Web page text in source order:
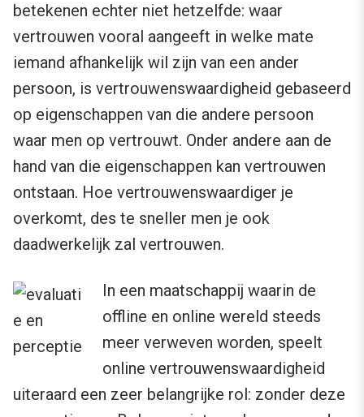
betekenen echter niet hetzelfde: waar
vertrouwen vooral aangeeft in welke mate
iemand afhankelijk wil zijn van een ander
persoon, is vertrouwenswaardigheid gebaseerd
op eigenschappen van die andere persoon
waar men op vertrouwt. Onder andere aan de
hand van die eigenschappen kan vertrouwen
ontstaan. Hoe vertrouwenswaardiger je
overkomt, des te sneller men je ook
daadwerkelijk zal vertrouwen.
In een maatschappij waarin de
offline en online wereld steeds
meer verweven worden, speelt
online vertrouwenswaardigheid
uiteraard een zeer belangrijke rol: zonder deze